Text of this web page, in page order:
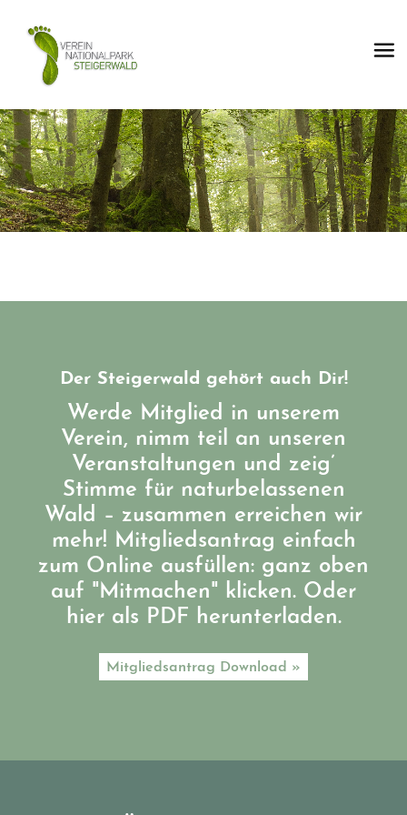
Der Steigerwald gehört auch Dir!
Werde Mitglied in unserem
Verein, nimm teil an unseren
Veranstaltungen und zeig’
Stimme für naturbelassenen
Wald – zusammen erreichen wir
mehr! Mitgliedsantrag einfach
zum Online ausfüllen: ganz oben
auf "Mitmachen" klicken. Oder
hier als PDF herunterladen.
Mitgliedsantrag Download »